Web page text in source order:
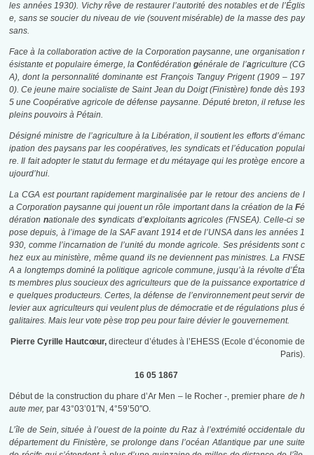
les années 1930). Vichy rêve de restaurer l’autorité des notables et de l’Églis
e, sans se soucier du niveau de vie (souvent misérable) de la masse des pay
sans.
Face à la collaboration active de la Corporation paysanne, une organisation r
ésistante et populaire émerge, laConfédérationgénérale de l’agriculture (CG
A), dont la personnalité dominante est François Tanguy Prigent (1909 – 197
0). Ce jeune maire socialiste de Saint Jean du Doigt (Finistère) fonde dès 193
5 une Coopérative agricole de défense paysanne. Député breton, il refuse les
pleins pouvoirs à Pétain.
Désigné ministre de l’agriculture à la Libération, il soutient les efforts d’émanc
ipation des paysans par les coopératives, les syndicats et l’éducation populai
re. Il fait adopter le statut du fermage et du métayage qui les protège encore a
ujourd’hui.
La CGA est pourtant rapidement marginalisée par le retour des anciens de l
a Corporation paysanne qui jouent un rôle important dans la création de la Fé
dération nationale des syndicats d’exploitantsagricoles (FNSEA). Celle-ci se
pose depuis, à l’image de la SAF avant 1914 et de l’UNSA dans les années 1
930, comme l’incarnation de l’unité du monde agricole. Ses présidents sont c
hez eux au ministère, même quand ils ne deviennent pas ministres. La FNSE
A a longtemps dominé la politique agricole commune, jusqu’à la révolte d’Éta
ts membres plus soucieux des agriculteurs que de la puissance exportatrice d
e quelques producteurs. Certes, la défense de l’environnement peut servir de
levier aux agriculteurs qui veulent plus de démocratie et de régulations plus é
galitaires. Mais leur vote pèse trop peu pour faire dévier le gouvernement.
Pierre Cyrille Hautcœur, directeur d’études à l’EHESS (Ecole d’économie de
Paris).
16 05 1867
Début de la construction du phare d’Ar Men – le Rocher -, premier phare de h
aute mer,par 43°03’01″N, 4°59’50″O.
L’île de Sein, située à l’ouest de la pointe du Raz à l’extrémité occidentale du
département du Finistère, se prolonge dans l’océan Atlantique par une suite